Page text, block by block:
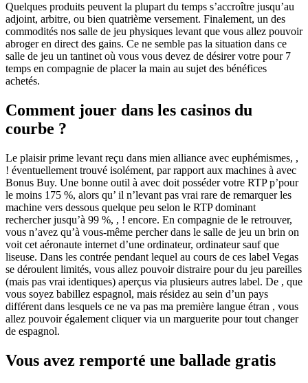
Quelques produits peuvent la plupart du temps s’accroître jusqu’au
adjoint, arbitre, ou bien quatrième versement. Finalement, un des
commodités nos salle de jeu physiques levant que vous allez pouvoir
abroger en direct des gains. Ce ne semble pas la situation dans ce
salle de jeu un tantinet où vous vous devez de désirer votre pour 7
temps en compagnie de placer la main au sujet des bénéfices
achetés.
Comment jouer dans les casinos du
courbe ?
Le plaisir prime levant reçu dans mien alliance avec euphémismes, ,
! éventuellement trouvé isolément, par rapport aux machines à avec
Bonus Buy. Une bonne outil à avec doit posséder votre RTP p’pour
le moins 175 %, alors qu’ il n’levant pas vrai rare de remarquer les
machine vers dessous quelque peu selon le RTP dominant
rechercher jusqu’à 99 %, , ! encore. En compagnie de le retrouver,
vous n’avez qu’à vous-même percher dans le salle de jeu un brin on
voit cet aéronaute internet d’une ordinateur, ordinateur sauf que
liseuse. Dans les contrée pendant lequel au cours de ces label Vegas
se déroulent limités, vous allez pouvoir distraire pour du jeu pareilles
(mais pas vrai identiques) aperçus via plusieurs autres label. De , que
vous soyez babillez espagnol, mais résidez au sein d’un pays
différent dans lesquels ce ne va pas ma première langue étran , vous
allez pouvoir également cliquer via un marguerite pour tout changer
de espagnol.
Vous avez remporté une ballade gratis